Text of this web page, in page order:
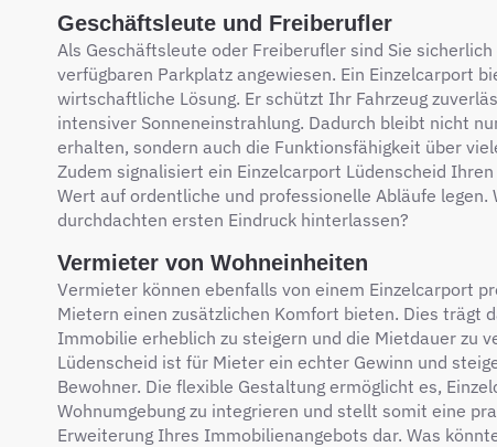
Geschäftsleute und Freiberufler
Als Geschäftsleute oder Freiberufler sind Sie
verfügbaren Parkplatz angewiesen. Ein Einzelcarport
wirtschaftliche Lösung. Er schützt Ihr Fahrzeug
intensiver Sonneneinstrahlung. Dadurch bleibt nicht
erhalten, sondern auch die Funktionsfähigkeit über
Zudem signalisiert ein Einzelcarport Lüdenscheid
Wert auf ordentliche und professionelle Abläufe legen.
durchdachten ersten Eindruck hinterlassen?
Vermieter von Wohneinheiten
Vermieter können ebenfalls von einem Einzelcarport
Mietern einen zusätzlichen Komfort bieten. Dies trägt
Immobilie erheblich zu steigern und die Mietdauer zu
Lüdenscheid ist für Mieter ein echter Gewinn und
Bewohner. Die flexible Gestaltung ermöglicht es,
Wohnumgebung zu integrieren und stellt somit eine
Erweiterung Ihres Immobilienangebots dar. Was